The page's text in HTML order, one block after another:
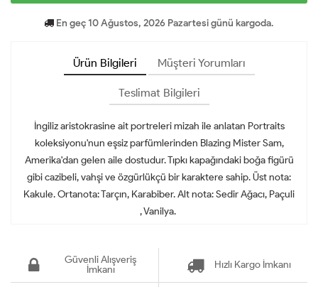
En geç 10 Ağustos, 2026 Pazartesi günü kargoda.
Ürün Bilgileri Müşteri Yorumları
Teslimat Bilgileri
İngiliz aristokrasine ait portreleri mizah ile anlatan Portraits
koleksiyonu'nun eşsiz parfümlerinden Blazing Mister Sam,
Amerika'dan gelen aile dostudur. Tıpkı kapağındaki boğa figürü
gibi cazibeli, vahşi ve özgürlükçü bir karaktere sahip. Üst nota:
Kakule. Ortanota: Tarçın, Karabiber. Alt nota: Sedir Ağacı, Paçuli
, Vanilya.
Güvenli Alışveriş
İmkanı
Hızlı Kargo İmkanı